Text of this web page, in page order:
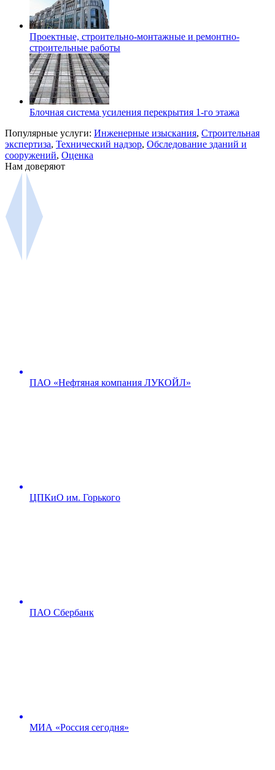
Проектные, строительно-монтажные и ремонтно-
строительные работы
Блочная система усиления перекрытия 1-го этажа
Популярные услуги: Инженерные изыскания, Строительная
экспертиза, Технический надзор, Обследование зданий и
сооружений, Оценка
Нам доверяют
ПАО «Нефтяная компания ЛУКОЙЛ»
ЦПКиО им. Горького
ПАО Сбербанк
МИА «Россия сегодня»